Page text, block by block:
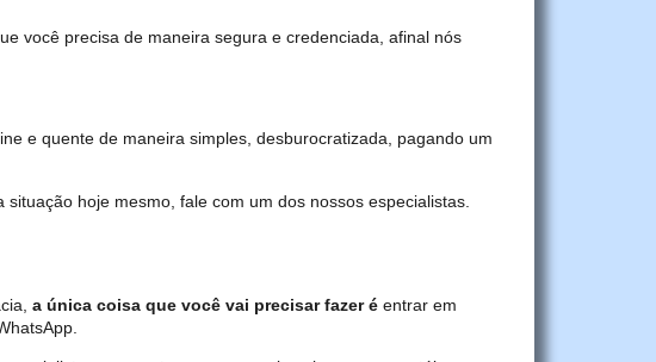
você precisa de maneira segura e credenciada, afinal nós
e quente de maneira simples, desburocratizada, pagando um
situação hoje mesmo, fale com um dos nossos especialistas.
a única coisa que você vai precisar fazer é entrar em